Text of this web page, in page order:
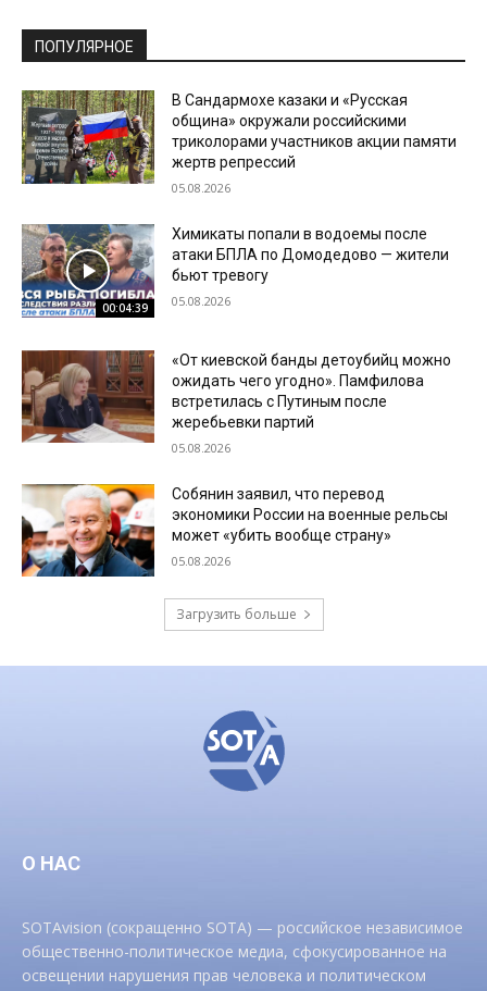
ПОПУЛЯРНОЕ
В Сандармохе казаки и «Русская
община» окружали российскими
триколорами участников акции памяти
жертв репрессий
05.08.2026
00:04:39
Химикаты попали в водоемы после
атаки БПЛА по Домодедово — жители
бьют тревогу
05.08.2026
«От киевской банды детоубийц можно
ожидать чего угодно». Памфилова
встретилась с Путиным после
жеребьевки партий
05.08.2026
Собянин заявил, что перевод
экономики России на военные рельсы
может «убить вообще страну»
05.08.2026
Загрузить больше
О НАС
SOTAvision (сокращенно SOTA) — российское независимое
общественно-политическое медиа, сфокусированное на
освещении нарушения прав человека и политическом